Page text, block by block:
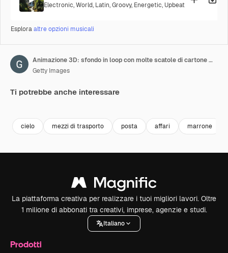
Electronic,World, Latin,Groovy, Energetic, Upbeat
Esploraaltre opzioni musicali
Animazione 3D: sfondo in loop con molte scatole di cartone marroni aperte che volano e si chiudono in movimento. Servizio di consegna espressa di cibo e merci.
Getty Images
Ti potrebbe anche interessare
cielo mezzi di trasporto posta affari marrone
La piattaforma creativa per realizzare i tuoi migliori lavori. Oltre
1 milione di abbonati tra creativi, imprese, agenzie e studi.
Italiano
Prodotti